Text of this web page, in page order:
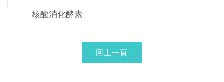
核酸消化酵素